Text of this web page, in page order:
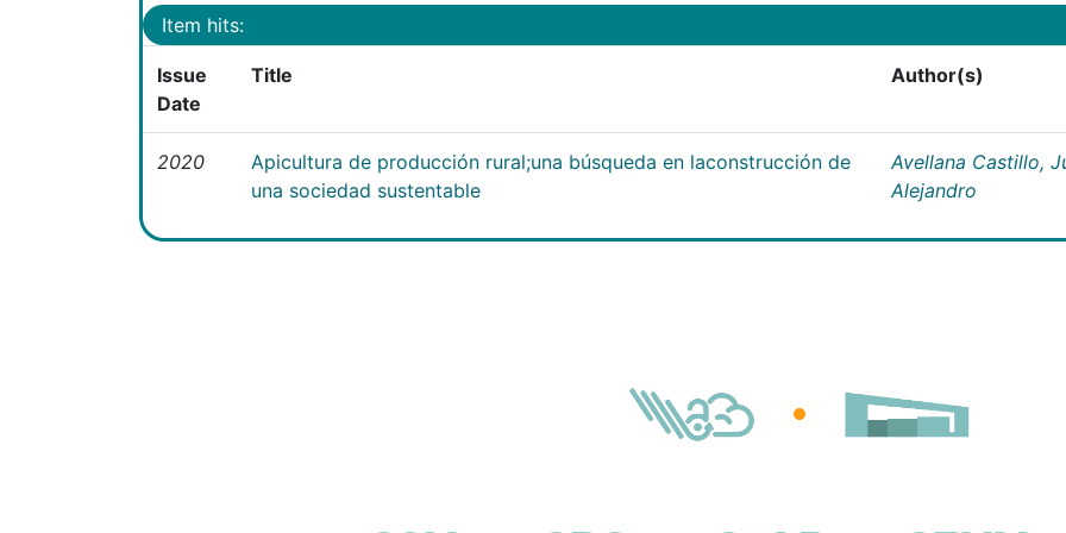
Item hits:
Issue
Date
Title Author(s)
2020
Apicultura de producción rural;una búsqueda en laconstrucción de
una sociedad sustentable
Avellana Castillo,
Alejandro